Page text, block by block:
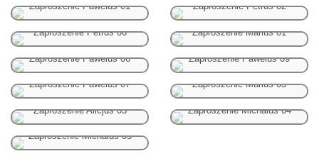
Zaproszenie Pawelus 01 Zaproszenie Petrus 02
Zaproszenie Petrus 06 Zaproszenie Marius 01
Zaproszenie Pawelus 06 Zaproszenie Pawelus 09
Zaproszenie Pawelus 07 Zaproszenie Marius 03
Zaproszenie Alicjus 03 Zaproszenie Michalus 04
Zaproszenie Michalus 05